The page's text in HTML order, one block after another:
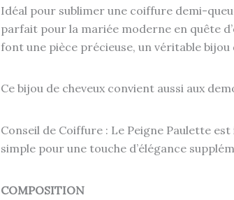
Idéal pour sublimer une coiffure demi-
parfait pour la mariée moderne en quête
font une pièce précieuse, un véritable bijou
Ce bijou de cheveux convient aussi aux
Conseil de Coiffure : Le Peigne Paulette
simple pour une touche d’élégance
COMPOSITION